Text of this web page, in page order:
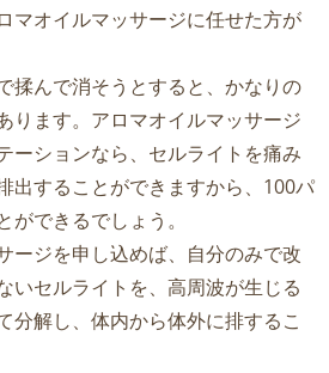
マオイルマッサージに任せた方が
揉んで消そうとすると、かなりの
ります。アロマオイルマッサージ
ーションなら、セルライトを痛み
出することができますから、100パ
できるでしょう。
ージを申し込めば、自分のみで改
いセルライトを、高周波が生じる
分解し、体内から体外に排するこ